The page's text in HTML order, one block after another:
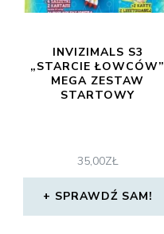
INVIZIMALS S3
„STARCIE ŁOWCÓW”
MEGA ZESTAW
STARTOWY
35,00ZŁ
SPRAWDŹ SAM!